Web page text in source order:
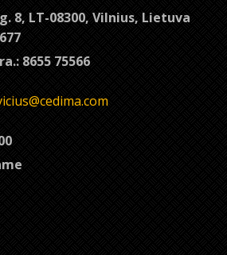
8, LT-08300, Vilnius, Lietuva
8655 75566